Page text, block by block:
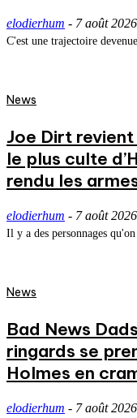
elodierhum - 7 août 2026
C'est une trajectoire
News
Joe Dirt
le plus culte
rendu les
elodierhum - 7 août 2026
Il y a des personnages
News
Bad News
ringards se
Holmes en
elodierhum - 7 août 2026